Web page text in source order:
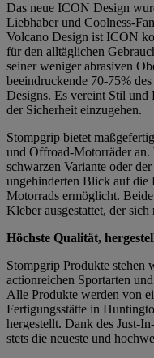
Das neue ICON Design
Liebhaber und Coolness-
Volcano Design ist ICON
für den alltäglichen
seiner weniger abrasiven
beeindruckende 70-75%
Designs. Es vereint Stil
der Sicherheit einzugehen.
Stompgrip bietet
und Offroad-Motorräder an.
schwarzen Variante oder
ungehinderten Blick auf die
Motorrads ermöglicht.
Kleber ausgestattet, der
Höchste Qualität,
Stompgrip Produkte stehen
actionreichen Sportarten
Alle Produkte werden von
Fertigungsstätte in
hergestellt. Dank des Just-
stets die neueste und